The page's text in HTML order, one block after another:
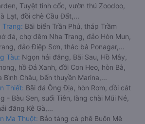
Tuyệt tình cốc, vườn thú Zoodoo,
Lạt, đồi chè Cầu Đất,...
Trang: Bãi biển Trần Phú, tháp Trầm
đá, chợ đêm Nha Trang, đảo Hòn Mun,
đảo Điệp Sơn, thác bà Ponagar,...
Tàu: Ngọn hải đăng, Bãi Sau, Hồ Mây,
hồ Đá Xanh, đồi Con Heo, hòn Bà,
Bình Châu, bến thuyền Marina,...
Thiết: Bãi đá Ông Địa, hòn Rơm, đồi cát
- Bàu Sen, suối Tiên, làng chài Mũi Né,
đăng Kê Gà,...
Ma Thuột: Bảo tàng cà phê Buôn Mê